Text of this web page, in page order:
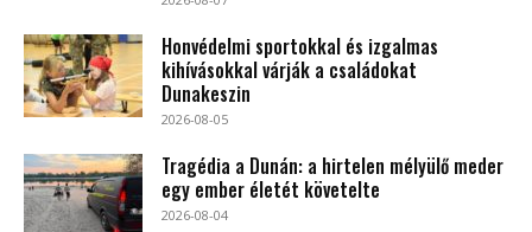
Honvédelmi sportokkal és izgalmas
kihívásokkal várják a családokat
Dunakeszin
2026-08-05
Tragédia a Dunán: a hirtelen mélyülő meder
egy ember életét követelte
2026-08-04